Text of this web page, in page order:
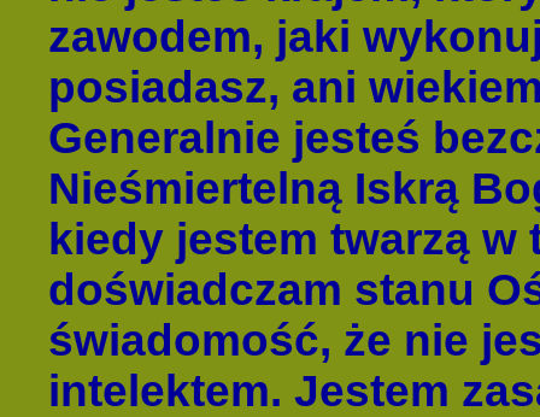
zawodem, jaki
posiadasz, ani
Generalnie jesteś
Nieśmiertelną Iskrą
kiedy jestem twarzą w
doświadczam stanu
świadomość, że nie
intelektem. Jestem